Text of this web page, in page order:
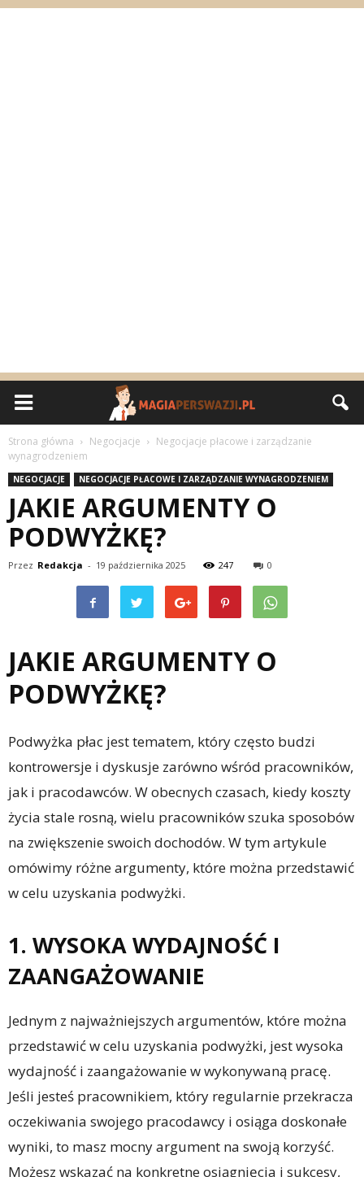
Strona główna Negocjacje
Negocjacje płacowe i zarządzanie
wynagrodzeniem
NEGOCJACJE NEGOCJACJE PŁACOWE I ZARZĄDZANIE WYNAGRODZENIEM
JAKIE ARGUMENTY O
PODWYŻKĘ?
Przez Redakcja - 19 października 2025 247 0
JAKIE ARGUMENTY O
PODWYŻKĘ?
Podwyżka płac jest tematem, który często budzi
kontrowersje i dyskusje zarówno wśród pracowników,
jak i pracodawców. W obecnych czasach, kiedy koszty
życia stale rosną, wielu pracowników szuka sposobów
na zwiększenie swoich dochodów. W tym artykule
omówimy różne argumenty, które można przedstawić
w celu uzyskania podwyżki.
1. WYSOKA WYDAJNOŚĆ I
ZAANGAŻOWANIE
Jednym z najważniejszych argumentów, które można
przedstawić w celu uzyskania podwyżki, jest wysoka
wydajność i zaangażowanie w wykonywaną pracę.
Jeśli jesteś pracownikiem, który regularnie przekracza
oczekiwania swojego pracodawcy i osiąga doskonałe
wyniki, to masz mocny argument na swoją korzyść.
Możesz wskazać na konkretne osiągnięcia i sukcesy,